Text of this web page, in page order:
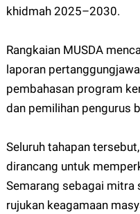
khidmah 2025–2030.
Rangkaian MUSDA
laporan
pembahasan program
dan pemilihan pengurus
Seluruh tahapan
dirancang untuk
Semarang sebagai
rujukan keagamaan